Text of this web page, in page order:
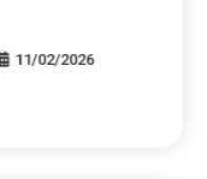
11/02/2026